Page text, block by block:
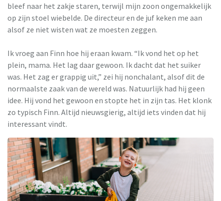
bleef naar het zakje staren, terwijl mijn zoon ongemakkelijk
op zijn stoel wiebelde. De directeur en de juf keken me aan
alsof ze niet wisten wat ze moesten zeggen.
Ik vroeg aan Finn hoe hij eraan kwam. “Ik vond het op het
plein, mama. Het lag daar gewoon. Ik dacht dat het suiker
was. Het zag er grappig uit,” zei hij nonchalant, alsof dit de
normaalste zaak van de wereld was. Natuurlijk had hij geen
idee. Hij vond het gewoon en stopte het in zijn tas. Het klonk
zo typisch Finn. Altijd nieuwsgierig, altijd iets vinden dat hij
interessant vindt.